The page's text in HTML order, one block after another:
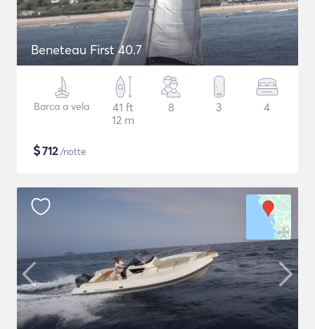
Beneteau First 40.7
Barca a vela
41 ft
12 m
8 3 4
$712/notte